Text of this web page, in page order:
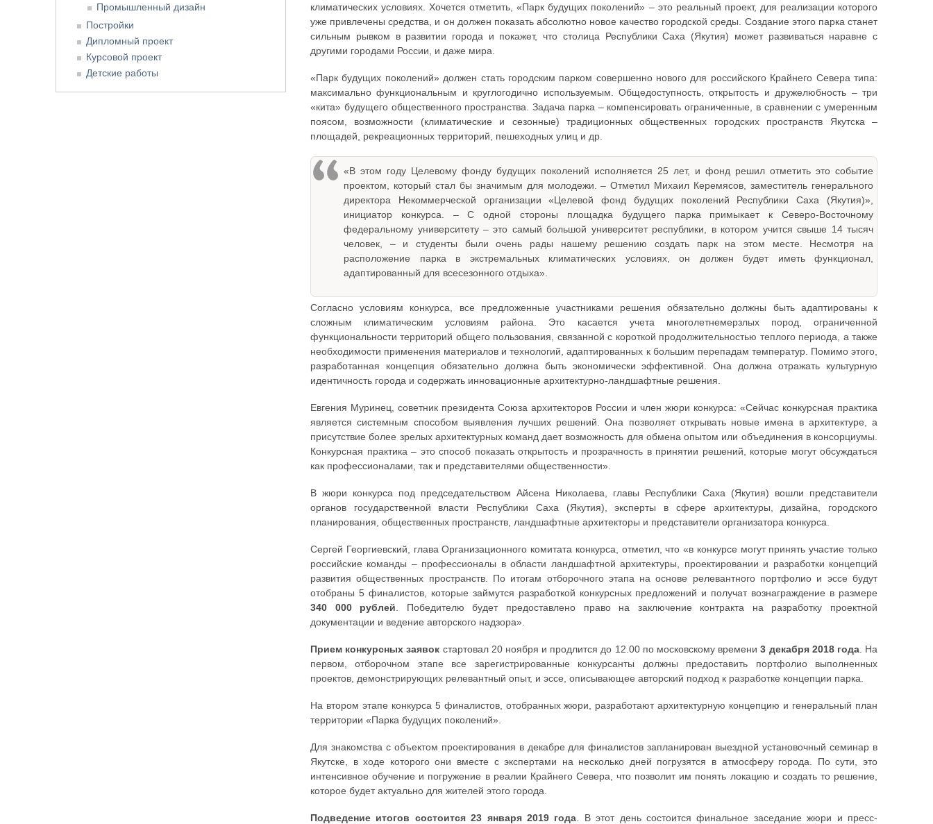
климатических условиях. Хочется отметить, «Парк будущих поколений» – это реальный проект, для реализации которого
уже привлечены средства, и он должен показать абсолютно новое качество городской среды. Создание этого парка станет
сильным рывком в развитии города и покажет, что столица Республики Саха (Якутия) может развиваться наравне с
другими городами России, и даже мира.
«Парк будущих поколений» должен стать городским парком совершенно нового для российского Крайнего Севера типа:
максимально функциональным и круглогодично используемым. Общедоступность, открытость и дружелюбность – три
«кита» будущего общественного пространства. Задача парка – компенсировать ограниченные, в сравнении с умеренным
поясом, возможности (климатические и сезонные) традиционных общественных городских пространств Якутска –
площадей, рекреационных территорий, пешеходных улиц и др.
«В этом году Целевому фонду будущих поколений исполняется 25 лет, и фонд решил отметить это событие
проектом, который стал бы значимым для молодежи. – Отметил Михаил Керемясов, заместитель генерального
директора Некоммерческой организации «Целевой фонд будущих поколений Республики Саха (Якутия)»,
инициатор конкурса. – С одной стороны площадка будущего парка примыкает к Северо-Восточному
федеральному университету – это самый большой университет республики, в котором учится свыше 14 тысяч
человек, – и студенты были очень рады нашему решению создать парк на этом месте. Несмотря на
расположение парка в экстремальных климатических условиях, он должен будет иметь функционал,
адаптированный для всесезонного отдыха».
Согласно условиям конкурса, все предложенные участниками решения обязательно должны быть адаптированы к
сложным климатическим условиям района. Это касается учета многолетнемерзлых пород, ограниченной
функциональности территорий общего пользования, связанной с короткой продолжительностью теплого периода, а также
необходимости применения материалов и технологий, адаптированных к большим перепадам температур. Помимо этого,
разработанная концепция обязательно должна быть экономически эффективной. Она должна отражать культурную
идентичность города и содержать инновационные архитектурно-ландшафтные решения.
Евгения Муринец, советник президента Союза архитекторов России и член жюри конкурса: «Сейчас конкурсная практика
является системным способом выявления лучших решений. Она позволяет открывать новые имена в архитектуре, а
присутствие более зрелых архитектурных команд дает возможность для обмена опытом или объединения в консорциумы.
Конкурсная практика – это способ показать открытость и прозрачность в принятии решений, которые могут обсуждаться
как профессионалами, так и представителями общественности».
В жюри конкурса под председательством Айсена Николаева, главы Республики Саха (Якутия) вошли представители
органов государственной власти Республики Саха (Якутия), эксперты в сфере архитектуры, дизайна, городского
планирования, общественных пространств, ландшафтные архитекторы и представители организатора конкурса.
Сергей Георгиевский, глава Организационного комитата конкурса, отметил, что «в конкурсе могут принять участие только
российские команды – профессионалы в области ландшафтной архитектуры, проектировании и разработки концепций
развития общественных пространств. По итогам отборочного этапа на основе релевантного портфолио и эссе будут
отобраны 5 финалистов, которые займутся разработкой конкурсных предложений и получат вознаграждение в размере
340 000 рублей . Победителю будет предоставлено право на заключение контракта на разработку проектной
документации и ведение авторского надзора».
Прием конкурсных заявок стартовал 20 ноября и продлится до 12.00 по московскому времени3 декабря 2018 года. На
первом, отборочном этапе все зарегистрированные конкурсанты должны предоставить портфолио выполненных
проектов, демонстрирующих релевантный опыт, и эссе, описывающее авторский подход к разработке концепции парка.
На втором этапе конкурса 5 финалистов, отобранных жюри, разработают архитектурную концепцию и генеральный план
территории «Парка будущих поколений».
Для знакомства с объектом проектирования в декабре для финалистов запланирован выездной установочный семинар в
Якутске, в ходе которого они вместе с экспертами на несколько дней погрузятся в атмосферу города. По сути, это
интенсивное обучение и погружение в реалии Крайнего Севера, что позволит им понять локацию и создать то решение,
которое будет актуально для жителей этого города.
Подведение итогов состоится 23 января 2019 года . В этот день состоится финальное заседание жюри и пресс-
Промышленный дизайн
Постройки
Дипломный проект
Курсовой проект
Детские работы